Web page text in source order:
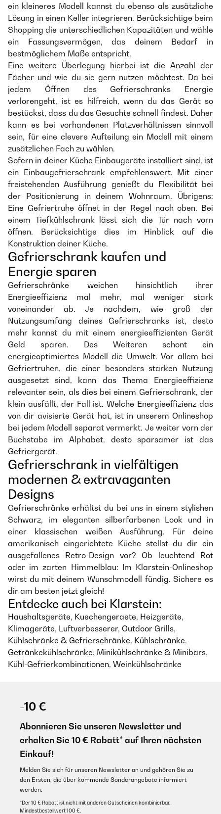
ein kleineres Modell kannst du ebenso als zusätzliche
Lösung in einen Keller integrieren. Berücksichtige beim
Shopping die unterschiedlichen Kapazitäten und wähle
ein Fassungsvermögen, das deinem Bedarf in
bestmöglichem Maße entspricht.
Eine weitere Überlegung hierbei ist die Anzahl der
Fächer und wie du sie gern nutzen möchtest. Da bei
jedem Öffnen des Gefrierschranks Energie
verlorengeht, ist es hilfreich, wenn du das Gerät so
bestückst, dass du das Gesuchte schnell findest. Daher
kann es bei vorhandenen Platzverhältnissen sinnvoll
sein, für eine clevere Aufteilung ein Modell mit einem
zusätzlichen Fach zu wählen.
Sofern in deiner Küche Einbaugeräte installiert sind, ist
ein Einbaugefrierschrank empfehlenswert. Mit einer
freistehenden Ausführung genießt du Flexibilität bei
der Positionierung in deinem Wohnraum. Übrigens:
Eine Gefriertruhe öffnet in der Regel nach oben. Bei
einem Tiefkühlschrank lässt sich die Tür nach vorn
öffnen. Berücksichtige dies im Hinblick auf die
Konstruktion deiner Küche.
Gefrierschrank kaufen und
Energie sparen
Gefrierschränke weichen hinsichtlich ihrer
Energieeffizienz mal mehr, mal weniger stark
voneinander ab. Je nachdem, wie groß der
Nutzungsumfang deines Gefrierschranks ist, desto
mehr kannst du mit einem energieeffizienten Gerät
Geld sparen. Des Weiteren schont ein
energieoptimiertes Modell die Umwelt. Vor allem bei
Gefriertruhen, die einer besonders starken Nutzung
ausgesetzt sind, kann das Thema Energieeffizienz
relevanter sein, als dies bei einem Gefrierschrank, der
klein ausfällt, der Fall ist. Welche Energieeffizienz das
von dir avisierte Gerät hat, ist in unserem Onlineshop
bei jedem Modell separat vermerkt. Je weiter vorn der
Buchstabe im Alphabet, desto sparsamer ist das
Gefriergerät.
Gefrierschrank in vielfältigen
modernen & extravaganten
Designs
Gefrierschränke erhältst du bei uns in einem stylishen
Schwarz, im eleganten silberfarbenen Look und in
einer klassischen weißen Ausführung. Für deine
amerikanisch eingerichtete Küche stellst du dir ein
ausgefallenes Retro-Design vor? Ob leuchtend Rot
oder im zarten Himmelblau: Im Klarstein-Onlineshop
wirst du mit deinem Wunschmodell fündig. Sichere es
dir am besten jetzt gleich!
Entdecke auch bei Klarstein:
Haushaltsgeräte, Kuechengeraete, Heizgeräte,
Klimageräte, Luftverbesserer, Outdoor Grills,
Kühlschränke & Gefrierschränke, Kühlschränke,
Getränkekühlschränke, Minikühlschränke & Minibars,
Kühl-Gefrierkombinationen, Weinkühlschränke
-10 €
Abonnieren Sie unseren Newsletter und
erhalten Sie 10 € Rabatt* auf Ihren nächsten
Einkauf!
Melden Sie sich für unseren Newsletter an und gehören Sie zu
den Ersten, die über kommende Sonderangebote informiert
werden.
*Der 10 € Rabatt ist nicht mit anderen Gutscheinen kombinierbar.
Mindestbestellwert 100 €.